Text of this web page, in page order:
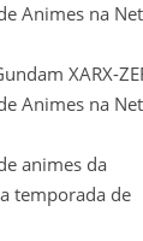
Animes na
XARX-
Animes na
animes da
temporada de